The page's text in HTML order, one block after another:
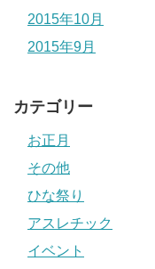
2015年10月
2015年9月
カテゴリー
お正月
その他
ひな祭り
アスレチック
イベント